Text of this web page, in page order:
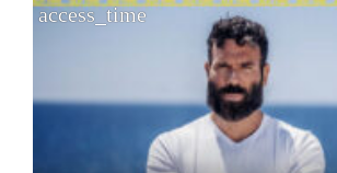
access_time